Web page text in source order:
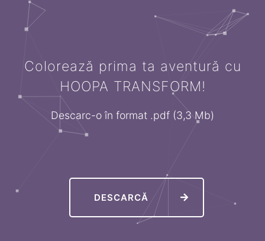
Colorează prima ta aventură cu
HOOPA TRANSFORM!
Descarc-o în format .pdf (3,3 Mb)
DESCARCĂ